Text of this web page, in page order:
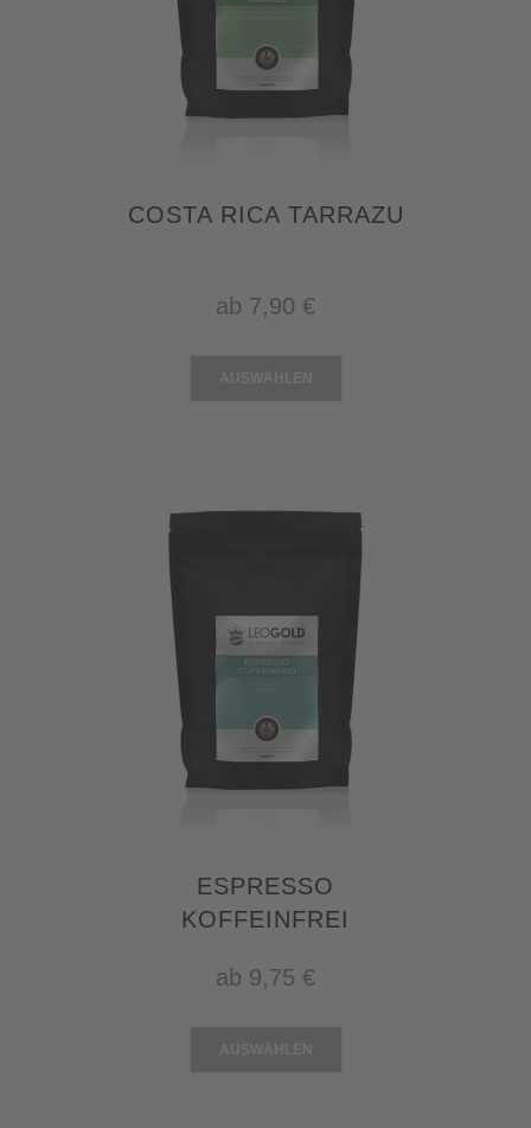
COSTA RICA TARRAZU
ab 7,90 €
ESPRESSO
KOFFEINFREI
ab 9,75 €